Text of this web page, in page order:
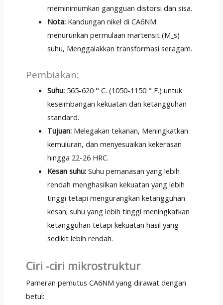
meminimumkan gangguan distorsi dan sisa.
Nota: Kandungan nikel di CA6NM
menurunkan permulaan martensit (M_s)
suhu, Menggalakkan transformasi seragam.
Pembiakan:
Suhu: 565-620 ° C. (1050-1150 ° F.) untuk
keseimbangan kekuatan dan ketangguhan
standard.
Tujuan: Melegakan tekanan, Meningkatkan
kemuluran, dan menyesuaikan kekerasan
hingga 22-26 HRC.
Kesan suhu: Suhu pemanasan yang lebih
rendah menghasilkan kekuatan yang lebih
tinggi tetapi mengurangkan ketangguhan
kesan; suhu yang lebih tinggi meningkatkan
ketangguhan tetapi kekuatan hasil yang
sedikit lebih rendah.
Ciri -ciri mikrostruktur
Pameran pemutus CA6NM yang dirawat dengan
betul: